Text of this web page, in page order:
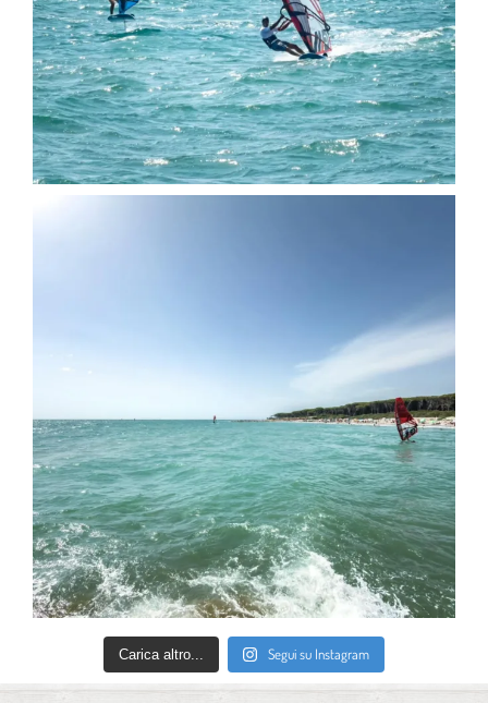
Carica altro... Segui su Instagram